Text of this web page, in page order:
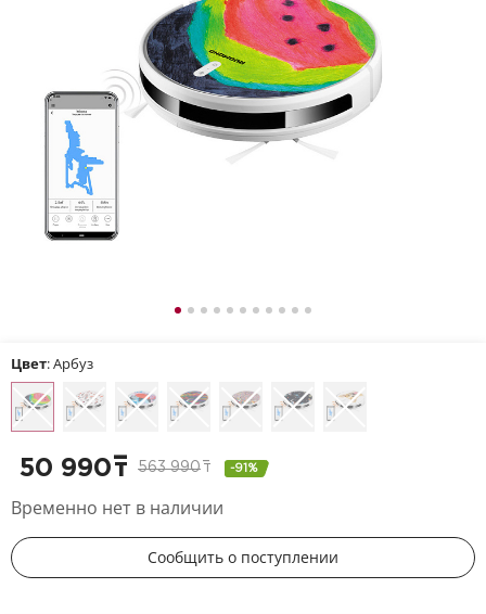
50 990т 563 990 т -91%
Цвет: Арбуз
Временно нет в наличии
Сообщить о поступлении